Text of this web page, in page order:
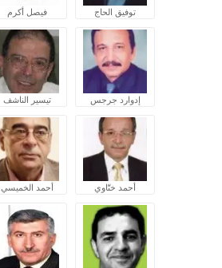
توفيق الحاج فيصل أكرم
إدوارد جرجس تيسير الناشف
أحمد ختّاوي أحمد الخميسي